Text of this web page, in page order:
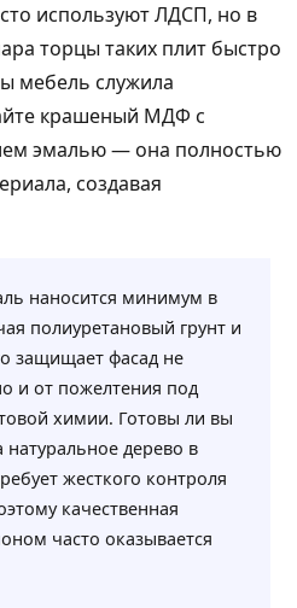
используют ЛДСП, но в
торцы таких плит быстро
мебель служила
крашеный МДФ с
эмалью — она полностью
создавая
наносится минимум в
полиуретановый грунт и
защищает фасад не
и от пожелтения под
химии. Готовы ли вы
натуральное дерево в
жесткого контроля
качественная
часто оказывается